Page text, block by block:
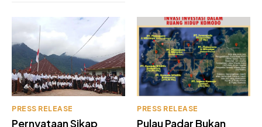
PRESS RELEASE
Pernyataan Sikap
PRESS RELEASE
Pulau Padar Bukan